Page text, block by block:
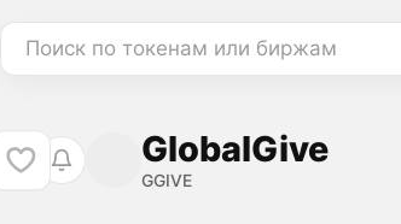
Поиск по токенам или биржам
GlobalGive
GGIVE